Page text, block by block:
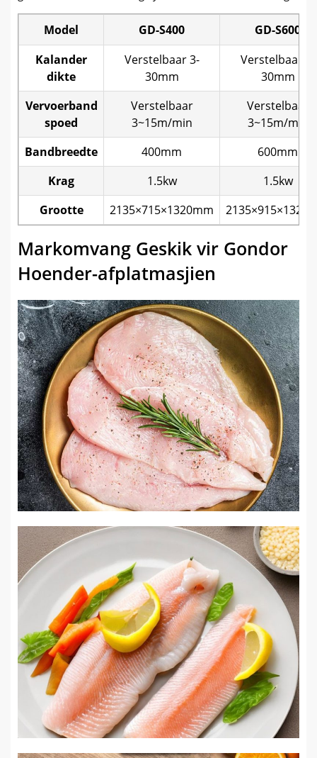
Model GD-S400
GD-S600
Kalander
dikte
Verstelbaar 3-
30mm
Verstelbaar 3-
30mm
Vervoerband
spoed
Verstelbaar
3~15m/min
Verstelbaar
3~15m/min
Bandbreedte
400mm
600mm
Krag
1.5kw
1.5kw
Grootte
2135×715×1320mm
Markomvang Geskik vir Gondor
Hoender-afplatmasjien